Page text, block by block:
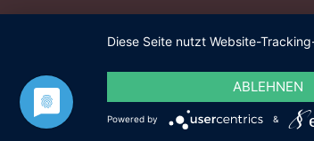
Diese Seite nutzt Website-
ABLEHNEN
Powered by &